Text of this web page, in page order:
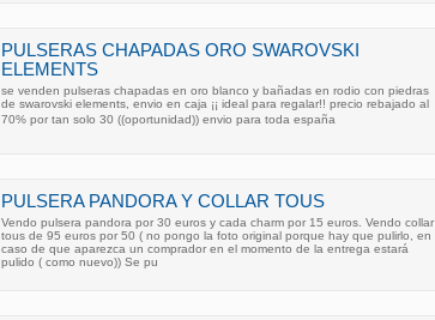
PULSERAS CHAPADAS ORO SWAROVSKI
ELEMENTS
se venden pulseras chapadas en oro blanco y bañadas en rodio con piedras
de swarovski elements, envio en caja ¡¡ ideal para regalar!! precio rebajado al
70% por tan solo 30 ((oportunidad)) envio para toda españa
PULSERA PANDORA Y COLLAR TOUS
Vendo pulsera pandora por 30 euros y cada charm por 15 euros. Vendo collar
tous de 95 euros por 50 ( no pongo la foto original porque hay que pulirlo, en
caso de que aparezca un comprador en el momento de la entrega estará
pulido ( como nuevo)) Se pu